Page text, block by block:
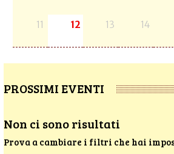
11 12 13 14
PROSSIMI EVENTI
Non ci sono risultati
Prova a cambiare i filtri che hai